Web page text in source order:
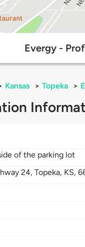
Evergy -
Kansas > Topeka >
of the parking lot
24,Topeka, KS,